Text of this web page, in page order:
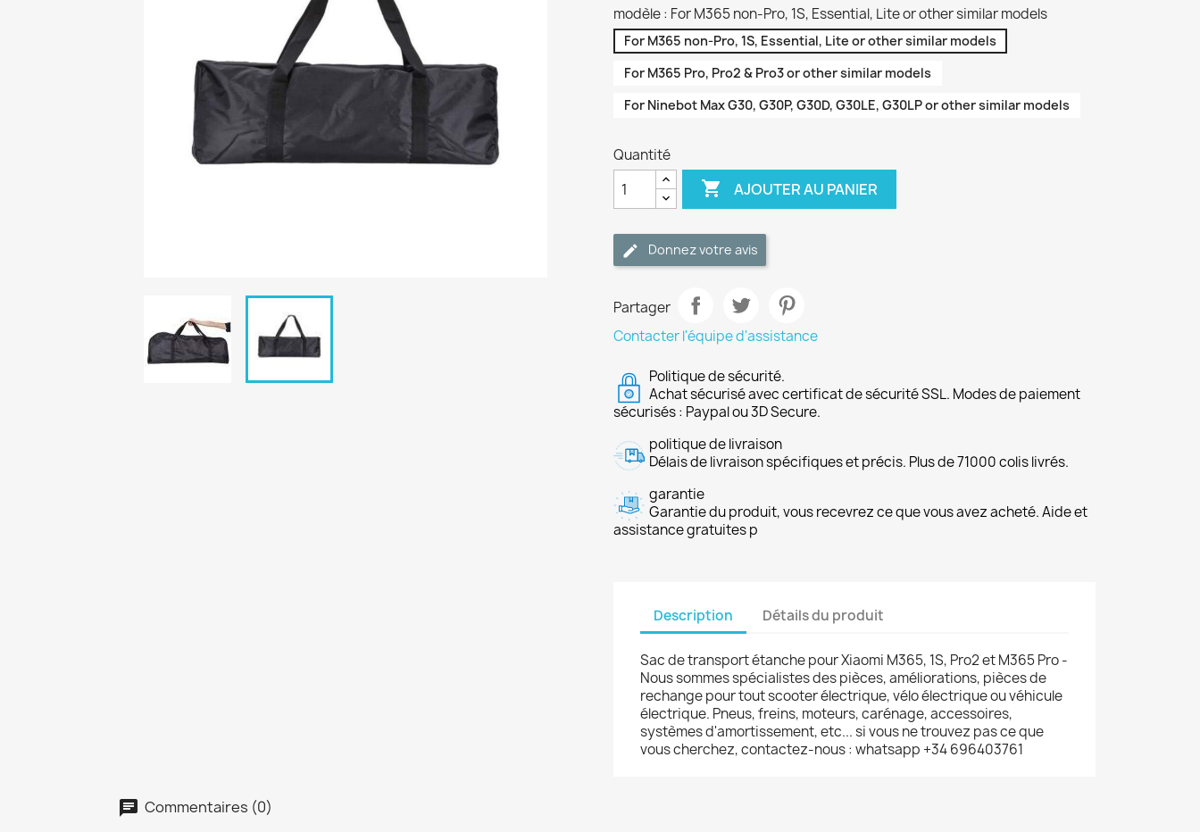
modèle : For M365 non-Pro, 1S, Essential, Lite or other similar models
For M365 non-Pro, 1S, Essential, Lite or other similar models
For M365 Pro, Pro2 & Pro3 or other similar models
For Ninebot Max G30, G30P, G30D, G30LE, G30LP or other similar models
Quantité
 AJOUTER AU PANIER
Donnez votre avis
Partager
Contacter l'équipe d'assistance
Politique de sécurité.
Achat sécurisé avec certificat de sécurité SSL. Modes de paiement
sécurisés : Paypal ou 3D Secure.
politique de livraison
Délais de livraison spécifiques et précis. Plus de 71000 colis livrés.
garantie
Garantie du produit, vous recevrez ce que vous avez acheté. Aide et
assistance gratuites p
Description Détails du produit
Sac de transport étanche pour Xiaomi M365, 1S, Pro2 et M365 Pro -
Nous sommes spécialistes des pièces, améliorations, pièces de
rechange pour tout scooter électrique, vélo électrique ou véhicule
électrique. Pneus, freins, moteurs, carénage, accessoires,
systèmes d'amortissement, etc... si vous ne trouvez pas ce que
vous cherchez, contactez-nous : whatsapp +34 696403761
Commentaires (0)